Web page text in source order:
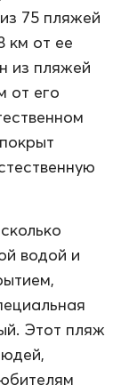
75 пляжей
км от ее
из пляжей
от его
водой и
Этот пляж